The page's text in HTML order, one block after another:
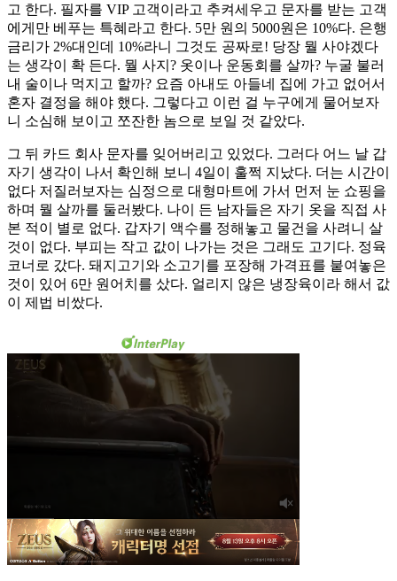
고 한다. 필자를 VIP 고객이라고 추켜세우고 문자를 받는 고객
에게만 베푸는 특혜라고 한다. 5만 원의 5000원은 10%다. 은행
금리가 2%대인데 10%라니 그것도 공짜로! 당장 뭘 사야겠다
는 생각이 확 든다. 뭘 사지? 옷이나 운동회를 살까? 누굴 불러
내 술이나 먹지고 할까? 요즘 아내도 아들네 집에 가고 없어서
혼자 결정을 해야 했다. 그렇다고 이런 걸 누구에게 물어보자
니 소심해 보이고 쪼잔한 놈으로 보일 것 같았다.
그 뒤 카드 회사 문자를 잊어버리고 있었다. 그러다 어느 날 갑
자기 생각이 나서 확인해 보니 4일이 훌쩍 지났다. 더는 시간이
없다 저질러보자는 심정으로 대형마트에 가서 먼저 눈 쇼핑을
하며 뭘 살까를 둘러봤다. 나이 든 남자들은 자기 옷을 직접 사
본 적이 별로 없다. 갑자기 액수를 정해놓고 물건을 사려니 살
것이 없다. 부피는 작고 값이 나가는 것은 그래도 고기다. 정육
코너로 갔다. 돼지고기와 소고기를 포장해 가격표를 붙여놓은
것이 있어 6만 원어치를 샀다. 얼리지 않은 냉장육이라 해서 값
이 제법 비쌌다.